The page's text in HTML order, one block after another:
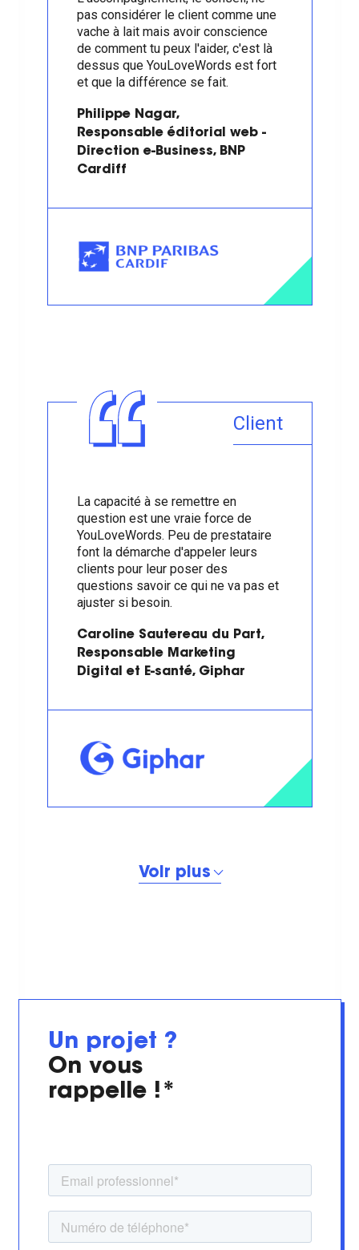
pas considérer le client comme une
vache à lait mais avoir conscience
de comment tu peux l'aider, c'est là
dessus que YouLoveWords est fort
et que la différence se fait.
Philippe Nagar,
Responsable éditorial web -
Direction e-Business, BNP
Cardiff
Client
La capacité à se remettre en
question est une vraie force de
YouLoveWords. Peu de prestataire
font la démarche d'appeler leurs
clients pour leur poser des
questions savoir ce qui ne va pas et
ajuster si besoin.
Caroline Sautereau du Part,
Responsable Marketing
Digital et E-santé, Giphar
Voir plus
Un projet ?
On vous
rappelle !*